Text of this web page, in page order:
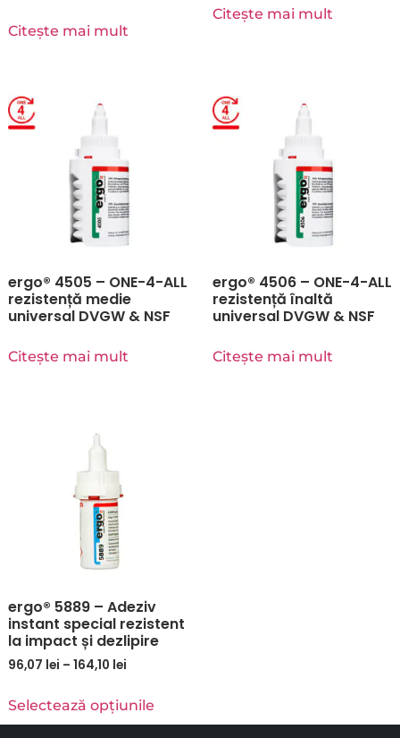
Citește mai mult
Citește mai mult
ergo® 4505 – ONE-4-ALL
rezistență medie
universal DVGW & NSF
Citește mai mult
ergo® 4506 – ONE-4-ALL
rezistență înaltă
universal DVGW & NSF
Citește mai mult
ergo® 5889 – Adeziv
instant special rezistent
la impact și dezlipire
96,07 lei – 164,10 lei
Selectează opțiunile